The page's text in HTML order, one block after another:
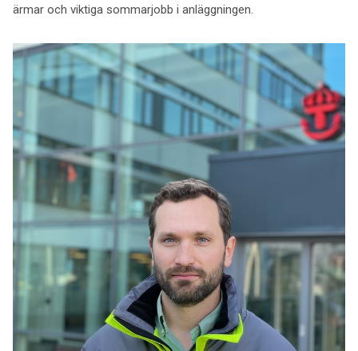
ärmar och viktiga sommarjobb i anläggningen.